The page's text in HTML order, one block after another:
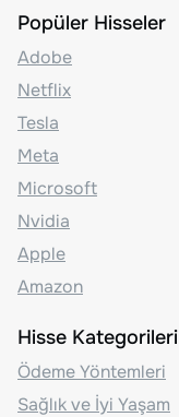
Popüler Hisseler
Adobe
Netflix
Tesla
Meta
Microsoft
Nvidia
Apple
Amazon
Hisse Kategorileri
Ödeme Yöntemleri
Sağlık ve İyi Yaşam